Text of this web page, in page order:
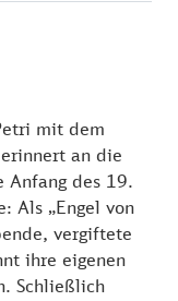
des
Es werden
eine Stunde
Tourismus-
mit dem
an die
Anfang des 19.
Als „Engel von
vergiftete
ihre eigenen
Schließlich